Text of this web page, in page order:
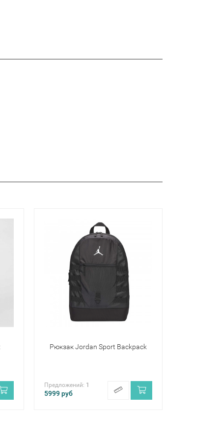
Рюкзак Jordan Sport Backpack
Предложений: 1
5999руб